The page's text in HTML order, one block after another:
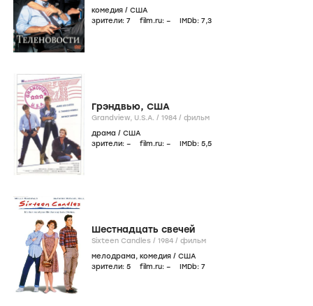
комедия / США
зрители: 7 film.ru: – IMDb: 7,3
Грэндвью, США
Grandview, U.S.A. / 1984 / фильм
драма / США
зрители: – film.ru: – IMDb: 5,5
Шестнадцать свечей
Sixteen Candles / 1984 / фильм
мелодрама, комедия / США
зрители: 5 film.ru: – IMDb: 7